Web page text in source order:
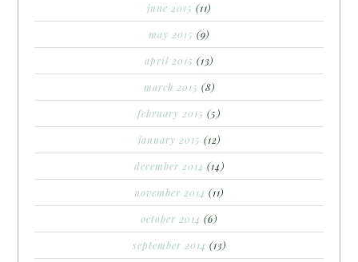
june 2015 (11)
may 2015 (9)
april 2015 (13)
march 2015 (8)
february 2015 (5)
january 2015 (12)
december 2014 (14)
november 2014 (11)
october 2014 (6)
september 2014 (13)